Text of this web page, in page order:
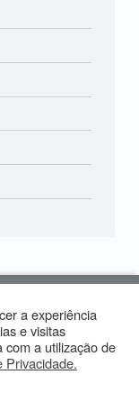
4444 | Alto
por:Tiago
a experiência
e visitas
com a utilização de
Privacidade.